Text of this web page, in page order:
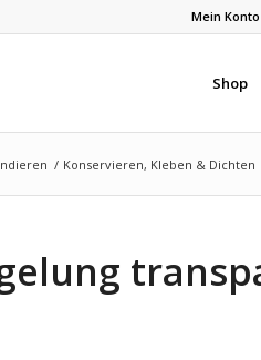
Mein Konto
Shop
/ Konservieren, Kleben & Dichten